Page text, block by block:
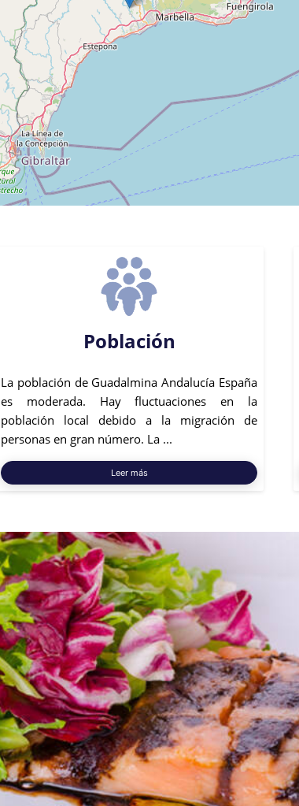
Población
La población de Guadalmina Andalucía España
es moderada. Hay fluctuaciones en la
población local debido a la migración de
personas en gran número. La ...
Leer más